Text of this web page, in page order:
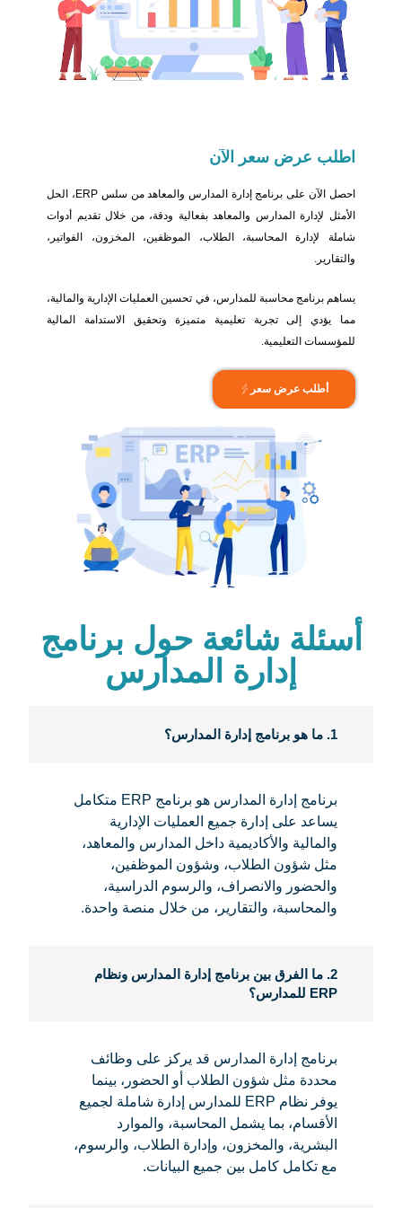
اطلب عرض سعر الآن
احصل الآن على برنامج إدارة المدارس والمعاهد من سلس ERP، الحل
الأمثل لإدارة المدارس والمعاهد بفعالية ودقة، من خلال تقديم أدوات
شاملة لإدارة المحاسبة، الطلاب، الموظفين، المخزون، الفواتير،
والتقارير.
يساهم برنامج محاسبة للمدارس، في تحسين العمليات الإدارية والمالية،
مما يؤدي إلى تجربة تعليمية متميزة وتحقيق الاستدامة المالية
للمؤسسات التعليمية.
أطلب عرض سعر
أسئلة شائعة حول برنامج
إدارة المدارس
1. ما هو برنامج إدارة المدارس؟
برنامج إدارة المدارس هو برنامج ERP متكامل
يساعد على إدارة جميع العمليات الإدارية
والمالية والأكاديمية داخل المدارس والمعاهد،
مثل شؤون الطلاب، وشؤون الموظفين،
والحضور والانصراف، والرسوم الدراسية،
والمحاسبة، والتقارير، من خلال منصة واحدة.
2. ما الفرق بين برنامج إدارة المدارس ونظام
ERP للمدارس؟
برنامج إدارة المدارس قد يركز على وظائف
محددة مثل شؤون الطلاب أو الحضور، بينما
يوفر نظام ERP للمدارس إدارة شاملة لجميع
الأقسام، بما يشمل المحاسبة، والموارد
البشرية، والمخزون، وإدارة الطلاب، والرسوم،
مع تكامل كامل بين جميع البيانات.